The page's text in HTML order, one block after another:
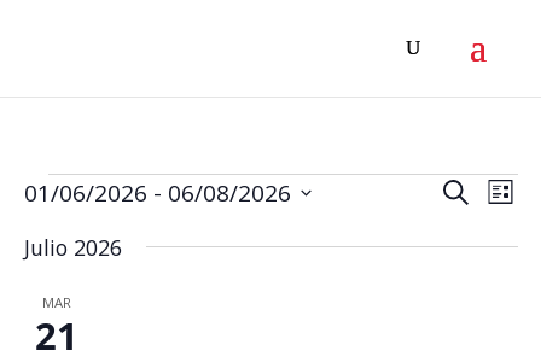
Eventos Buscar
Lista
01/06/2026 - 06/08/2026
la
Julio 2026
MAR
21